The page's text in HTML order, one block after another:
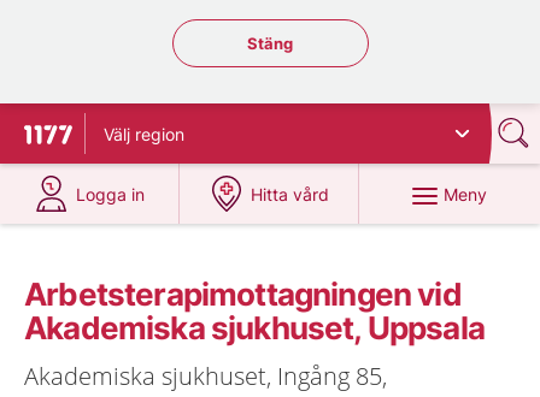
Stäng regionsväljaren
Stäng
Till startsidan för 1177
Välj region
Logga in
på 1177.se
Hitta vård
på 1177.se
Meny
Arbetsterapimottagningen vid
Akademiska sjukhuset, Uppsala
Akademiska sjukhuset, Ingång 85,